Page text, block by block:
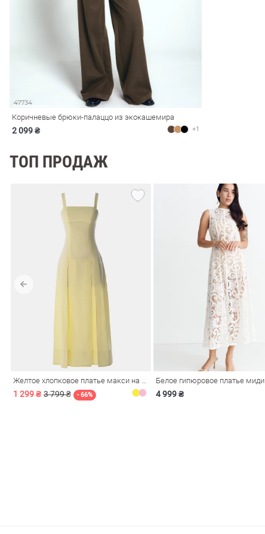
Сарафаны На
Коричневые брюки-палаццо из экокашемира
2 099 ₴ +1
ТОП ПРОДАЖ
1 299 ₴ 3 799 ₴ - 66%
Белое гипюровое платье миди
4 999 ₴